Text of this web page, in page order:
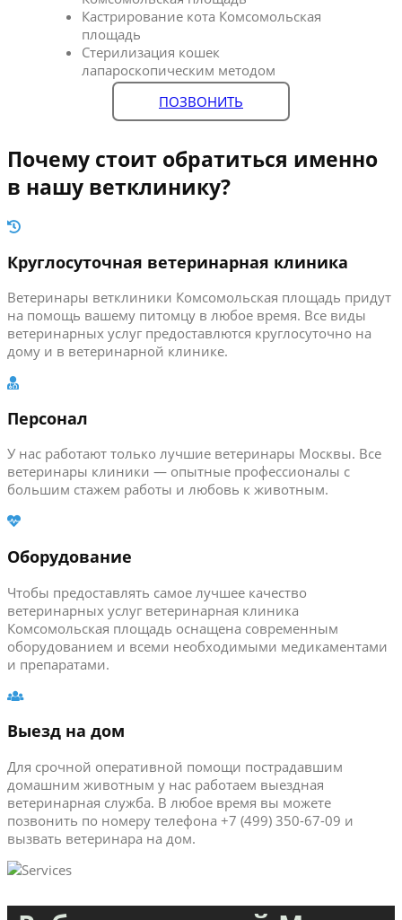
Кастрирование кота Комсомольская
площадь
Стерилизация кошек
лапароскопическим методом
ПОЗВОНИТЬ
Почему стоит обратиться именно
в нашу ветклинику?
Круглосуточная ветеринарная клиника
Ветеринары ветклиники Комсомольская площадь придут
на помощь вашему питомцу в любое время. Все виды
ветеринарных услуг предоставлются круглосуточно на
дому и в ветеринарной клинике.
Персонал
У нас работают только лучшие ветеринары Москвы. Все
ветеринары клиники — опытные профессионалы с
большим стажем работы и любовь к животным.
Оборудование
Чтобы предоставлять самое лучшее качество
ветеринарных услуг ветеринарная клиника
Комсомольская площадь оснащена современным
оборудованием и всеми необходимыми медикаментами
и препаратами.
Выезд на дом
Для срочной оперативной помощи пострадавшим
домашним животным у нас работаем выездная
ветеринарная служба. В любое время вы можете
позвонить по номеру телефона +7 (499) 350-67-09 и
вызвать ветеринара на дом.